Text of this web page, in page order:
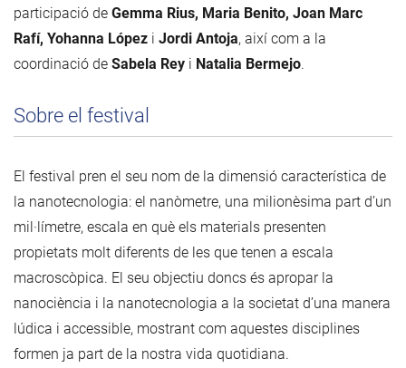
participació de Gemma Rius, Maria Benito, Joan Marc
Rafí, Yohanna López i Jordi Antoja, així com a la
coordinació de Sabela Rey i Natalia Bermejo.
Sobre el festival
El festival pren el seu nom de la dimensió característica de
la nanotecnologia: el nanòmetre, una milionèsima part d’un
mil·límetre, escala en què els materials presenten
propietats molt diferents de les que tenen a escala
macroscòpica. El seu objectiu doncs és apropar la
nanociència i la nanotecnologia a la societat d’una manera
lúdica i accessible, mostrant com aquestes disciplines
formen ja part de la nostra vida quotidiana.